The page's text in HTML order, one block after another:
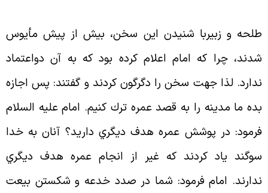
و زبيربا شنيدن اين سخن، بيش از پيش مأيوس
چرا كه امام اعلام كرده بود كه به آن دواعتماد
لذا جهت سخن را دگرگون كردند و گفتند: پس اجازه
ما مدينه را به قصد عمره ترك كنيم. امام عليه السلام
در پوشش عمره هدف ديگري داريد؟ آنان به خدا
ياد كردند كه غير از انجام عمره هدف ديگري
امام فرمود: شما در صدد خدعه و شكستن بيعت